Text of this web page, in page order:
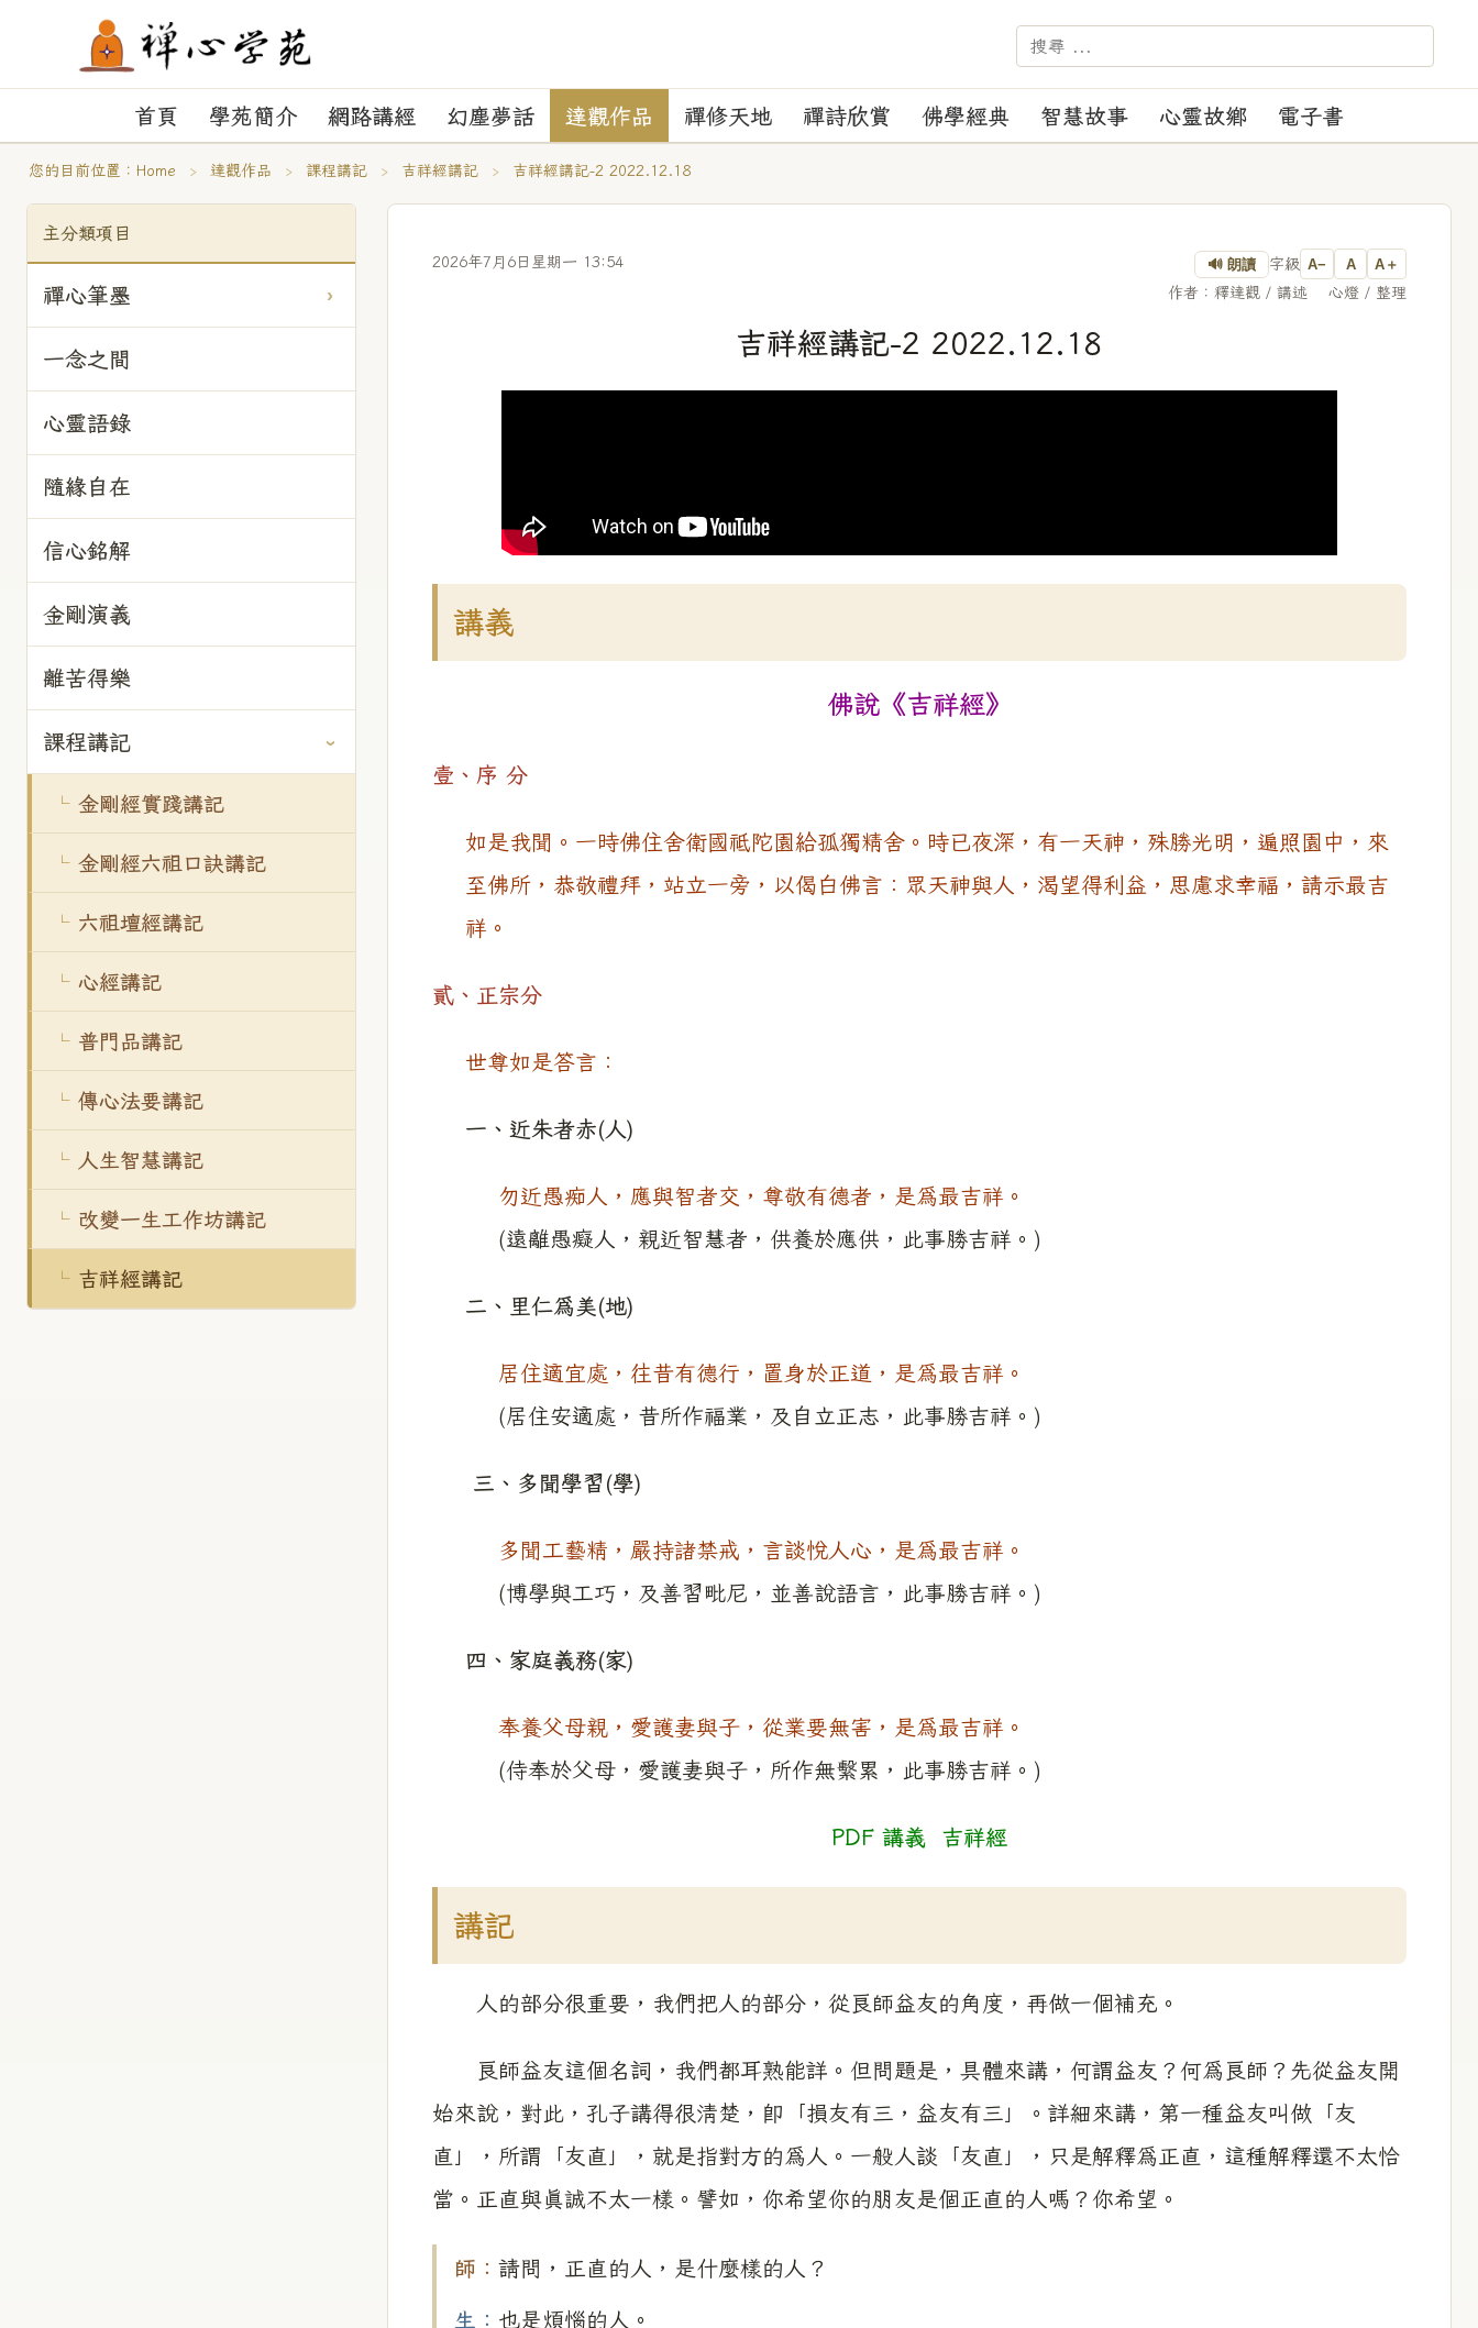
－－－ 【苑訓】：正見、正行、正覺、正度
首頁 學苑簡介 網路講經 幻塵夢話 達觀作品 禪修天地 禪詩欣賞 佛學經典 智慧故事 心靈故鄉 電子書
您的目前位置： Home › 達觀作品 › 課程講記 › 吉祥經講記 › 吉祥經講記-2 2022.12.18
主分類項目
禪心筆墨
一念之間
心靈語錄
隨緣自在
信心銘解
金剛演義
離苦得樂
課程講記
金剛經實踐講記
金剛經六祖口訣講記
六祖壇經講記
心經講記
普門品講記
傳心法要講記
人生智慧講記
改變一生工作坊講記
吉祥經講記
2026年7月6日星期一 13:54 🔊 朗讀 字級 A− A A＋
作者：釋達觀 / 講述 心燈 / 整理
吉祥經講記-2 2022.12.18
講義
佛說《吉祥經》
壹、序 分
如是我聞。一時佛住舍衛國祗陀園給孤獨精舍。時已夜深，有一天神，殊勝光明，遍照園中，來
至佛所，恭敬禮拜，站立一旁，以偈白佛言：眾天神與人，渴望得利益，思慮求幸福，請示最吉
祥。
貳、正宗分
世尊如是答言：
一、近朱者赤(人)
勿近愚痴人，應與智者交，尊敬有德者，是為最吉祥。
(遠離愚癡人，親近智慧者，供養於應供，此事勝吉祥。)
二、里仁為美(地)
居住適宜處，往昔有德行，置身於正道，是為最吉祥。
(居住安適處，昔所作福業，及自立正志，此事勝吉祥。)
三、多聞學習(學)
多聞工藝精，嚴持諸禁戒，言談悅人心，是為最吉祥。
(博學與工巧，及善習毗尼，並善說語言，此事勝吉祥。)
四、家庭義務(家)
奉養父母親，愛護妻與子，從業要無害，是為最吉祥。
(侍奉於父母，愛護妻與子，所作無繫累，此事勝吉祥。)
PDF 講義 吉祥經
講記
人的部分很重要，我們把人的部分，從良師益友的角度，再做一個補充。
良師益友這個名詞，我們都耳熟能詳。但問題是，具體來講，何謂益友？何爲良師？先從益友開
始來說，對此，孔子講得很清楚，即「損友有三，益友有三」。詳細來講，第一種益友叫做「友
直」，所謂「友直」，就是指對方的為人。一般人談「友直」，只是解釋爲正直，這種解釋還不太恰
當。正直與真誠不太一樣。譬如，你希望你的朋友是個正直的人嗎？你希望。
師： 請問，正直的人，是什麼樣的人？
生： 也是煩惱的人。